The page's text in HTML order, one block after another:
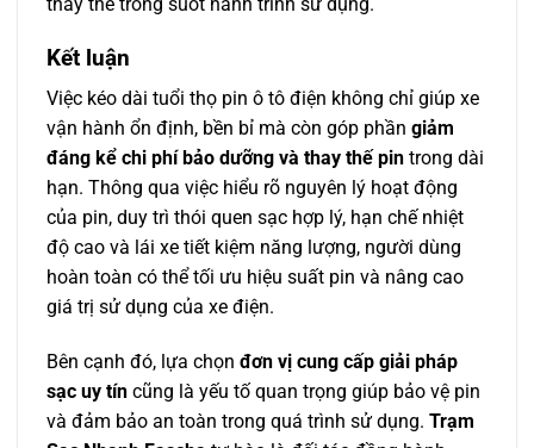
Kết luận
Việc kéo dài tuổi thọ pin ô tô điện không chỉ giúp xe
vận hành ổn định, bền bỉ mà còn góp phần giảm
đáng kể chi phí bảo dưỡng và thay thế pin trong dài
hạn. Thông qua việc hiểu rõ nguyên lý hoạt động
của pin, duy trì thói quen sạc hợp lý, hạn chế nhiệt
độ cao và lái xe tiết kiệm năng lượng, người dùng
hoàn toàn có thể tối ưu hiệu suất pin và nâng cao
giá trị sử dụng của xe điện.
Bên cạnh đó, lựa chọn đơn vị cung cấp giải pháp
sạc uy tín cũng là yếu tố quan trọng giúp bảo vệ pin
và đảm bảo an toàn trong quá trình sử dụng. Trạm